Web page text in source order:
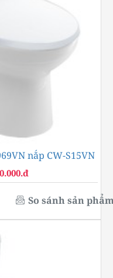
-32%
nắp CW-S15VN
So sánh sản